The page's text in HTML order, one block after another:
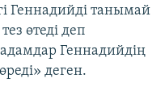
Геннадийді танымай
өтеді деп
Геннадийдің
деген.